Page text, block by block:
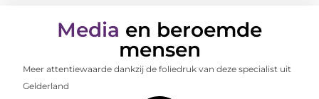
Media en beroemde
mensen
Meer attentiewaarde dankzij de foliedruk van deze specialist uit
Gelderland